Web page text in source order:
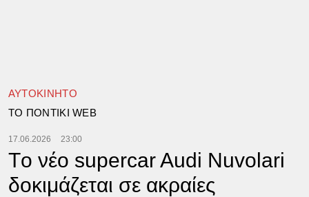
ΑΥΤΟΚΙΝΗΤΟ
TΟ ΠΟΝΤΙΚΙ WEB
17.06.2026 23:00
Tο νέο supercar Audi Nuvolari
δοκιμάζεται σε ακραίες